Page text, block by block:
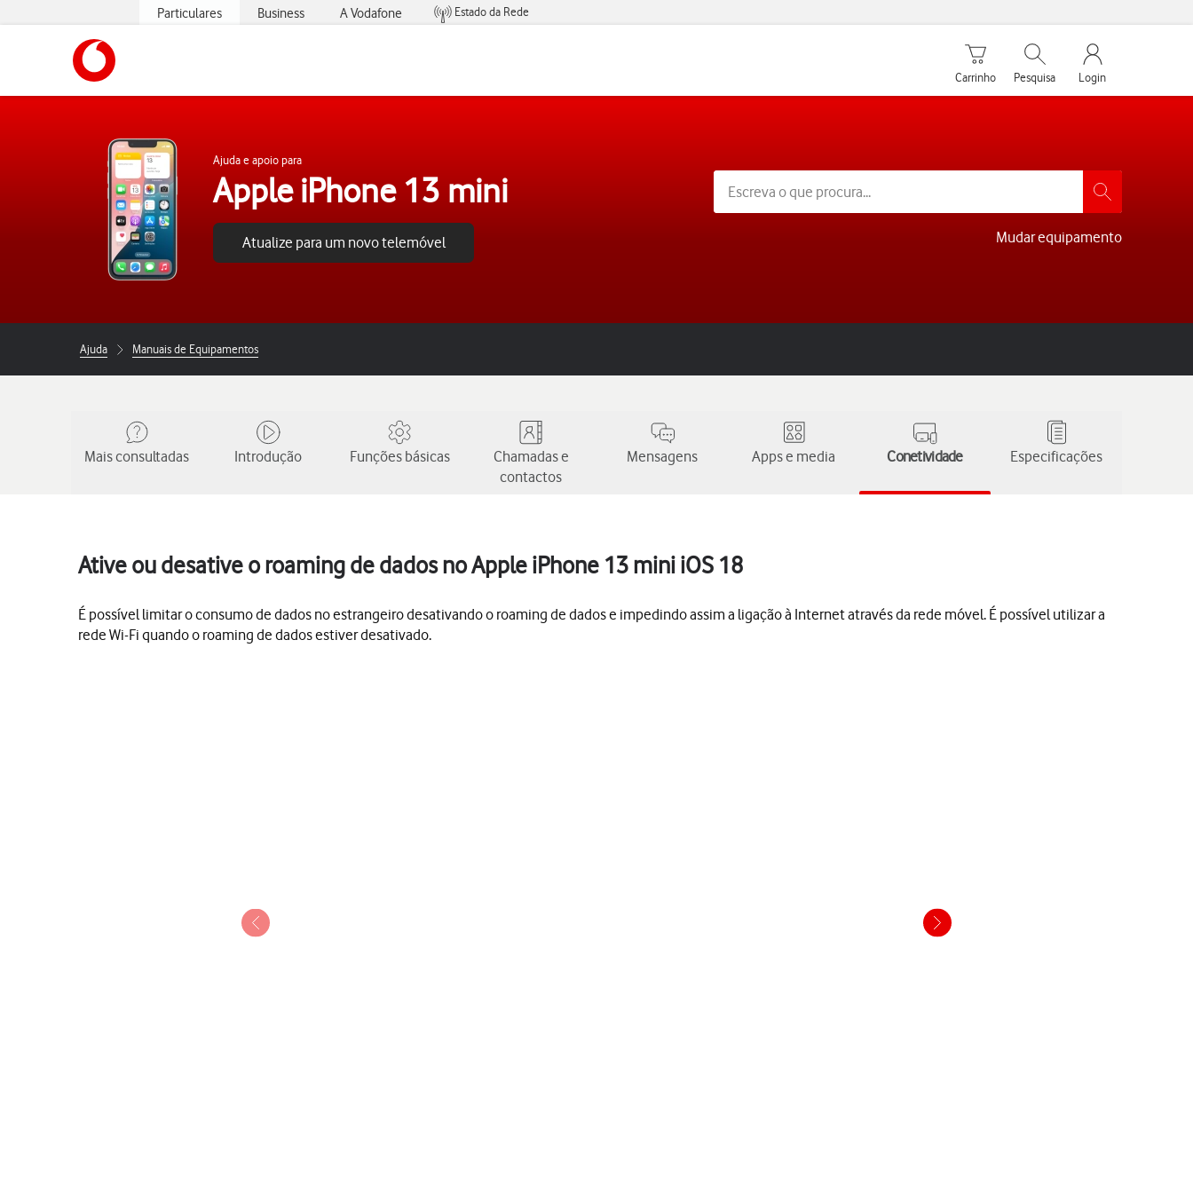
Particulares Business A Vodafone
Estado da Rede
Carrinho de compras
Carrinho
Pesquisar
Pesquisa
My Vodafone
Login
Ajuda e apoio para
Apple iPhone 13 mini
Atualize para um novo telemóvel Mudar equipamento
Ajuda Manuais de Equipamentos
Mais consultadas Introdução Funções básicas
Chamadas e
contactos
Mensagens Apps e media Conetividade Especificações
Ative ou desative o roaming de dados no Apple iPhone 13 mini iOS 18
É possível limitar o consumo de dados no estrangeiro desativando o roaming de dados e impedindo assim a ligação à Internet através da rede móvel. É possível utilizar a
rede Wi-Fi quando o roaming de dados estiver desativado.